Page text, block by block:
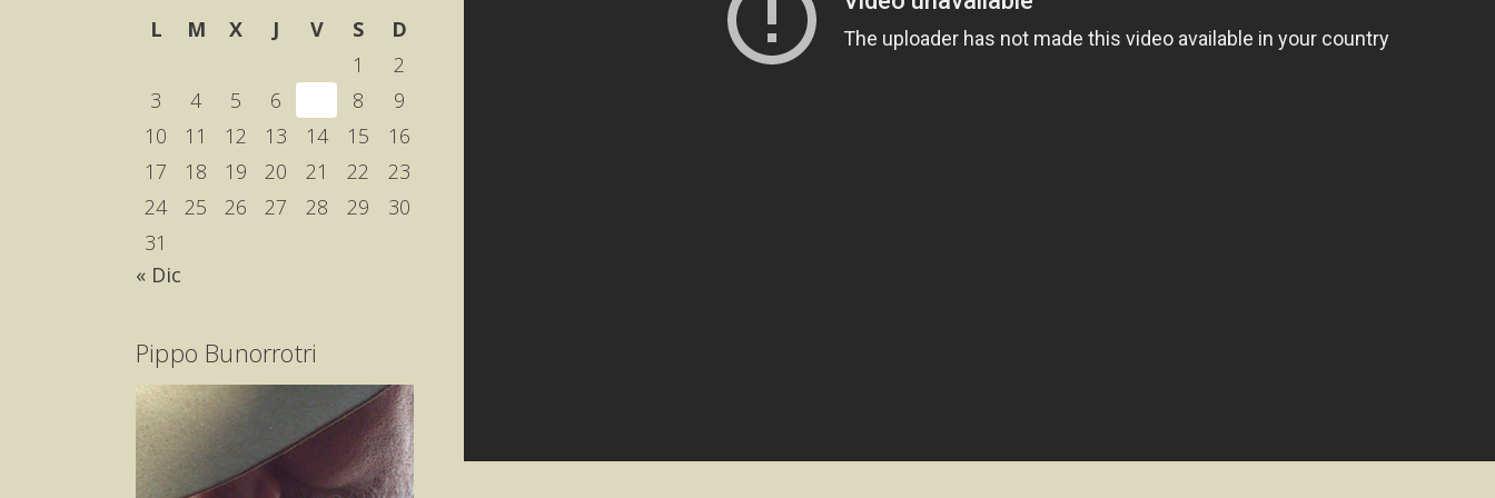
L
M X J V S
D
1
2
3
4 5 6 8
9
10
11 12 13 14 15
16
17
18 19 20 21 22
23
24
25 26 27 28 29
30
31
« Dic
Pippo Bunorrotri